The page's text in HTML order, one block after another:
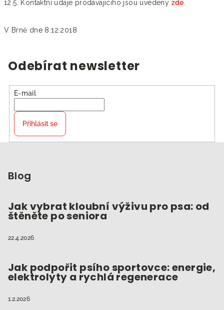
12.5. Kontaktní údaje prodávajícího jsou uvedeny zde
V Brně dne 8.12.2018
Odebírat newsletter
E-mail
Přihlásit se
Blog
Jak vybrat kloubní výživu pro psa: od
štěněte po seniora
22.4.2026
Jak podpořit psího sportovce: energie,
elektrolyty a rychlá regenerace
1.2.2026